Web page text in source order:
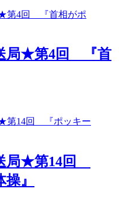
局★第4回 『首
局★第14回
』